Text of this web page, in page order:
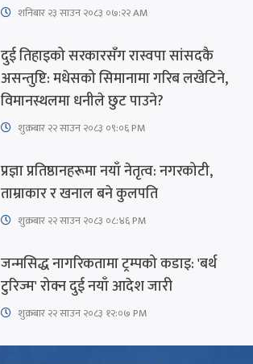
शनिबार २३ साउन २०८३ ०७:२२ AM
दुई तिहाइको सरकारसँग रास्वपा सांसदकै
असन्तुष्टि: मधेसको सिमानामा गरिब लखेटिने,
विमानस्थलमा धनीले छुट पाउने?
शुक्रबार​ २२ साउन २०८३ ०९:०६ PM
प्रज्ञा प्रतिष्ठानहरूमा नयाँ नेतृत्व: नगरकोटी,
ताम्राकार र खनाल बने कुलपति
शुक्रबार​ २२ साउन २०८३ ०८:४६ PM
जन्मसिद्ध नागरिकतामा ट्रम्पको कडाइ: 'बर्थ
टुरिज्म' रोक्न दुई नयाँ आदेश जारी
शुक्रबार​ २२ साउन २०८३ १२:०७ PM